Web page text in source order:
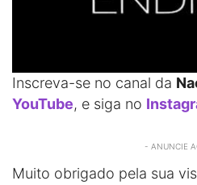
Inscreva-se no canal da
YouTube, e siga no
- ANUNCIE
Muito obrigado pela sua